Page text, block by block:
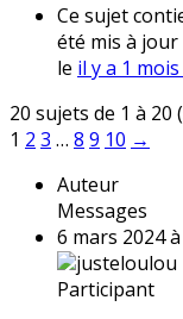
Ce sujet
été mis à
le il y a 1
20 sujets de 1 à
1 2 3 … 8 9 10 →
Auteur
Messages
6 mars 2024
justeloulou
Participant